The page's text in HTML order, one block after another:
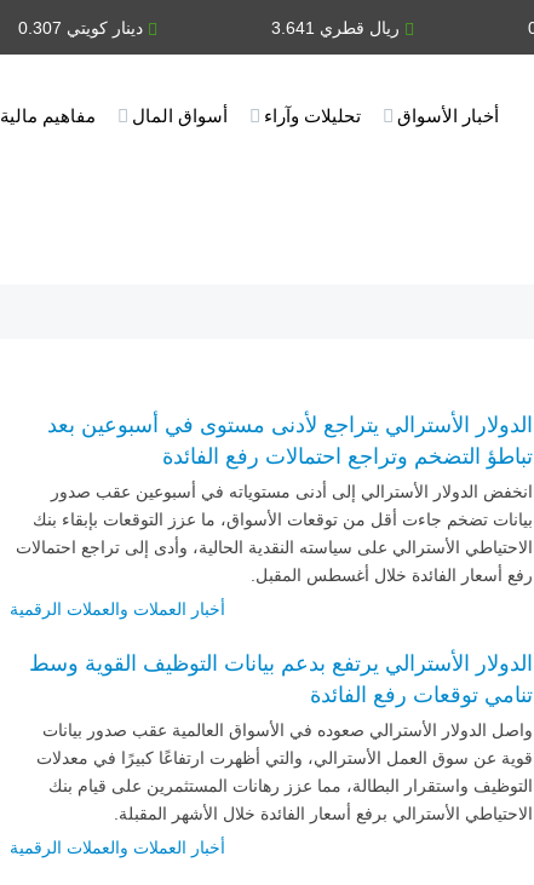
ريال قطري 3.641 دينار كويتي 0.307
أخبار الأسواق تحليلات وآراء أسواق المال مفاهيم مالية
الدولار الأسترالي يتراجع لأدنى مستوى في أسبوعين بعد
تباطؤ التضخم وتراجع احتمالات رفع الفائدة
انخفض الدولار الأسترالي إلى أدنى مستوياته في أسبوعين عقب صدور
بيانات تضخم جاءت أقل من توقعات الأسواق، ما عزز التوقعات بإبقاء بنك
الاحتياطي الأسترالي على سياسته النقدية الحالية، وأدى إلى تراجع احتمالات
رفع أسعار الفائدة خلال أغسطس المقبل.
أخبار العملات والعملات الرقمية
الدولار الأسترالي يرتفع بدعم بيانات التوظيف القوية وسط
تنامي توقعات رفع الفائدة
واصل الدولار الأسترالي صعوده في الأسواق العالمية عقب صدور بيانات
قوية عن سوق العمل الأسترالي، والتي أظهرت ارتفاعًا كبيرًا في معدلات
التوظيف واستقرار البطالة، مما عزز رهانات المستثمرين على قيام بنك
الاحتياطي الأسترالي برفع أسعار الفائدة خلال الأشهر المقبلة.
أخبار العملات والعملات الرقمية